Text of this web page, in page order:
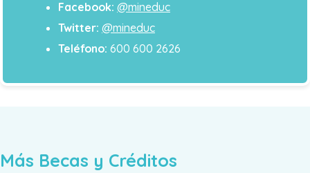
Facebook: @mineduc
Twitter: @mineduc
Teléfono: 600 600 2626
Más Becas y Créditos